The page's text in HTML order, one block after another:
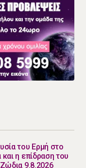
του Ερμή στο
η επίδραση του
9.8.2026